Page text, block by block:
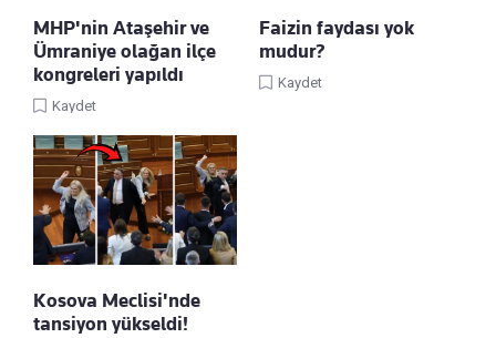
MHP'nin Ataşehir ve
Ümraniye olağan ilçe
kongreleri yapıldı
Kaydet
Faizin faydası yok
mudur?
Kaydet
Kosova Meclisi'nde
tansiyon yükseldi!